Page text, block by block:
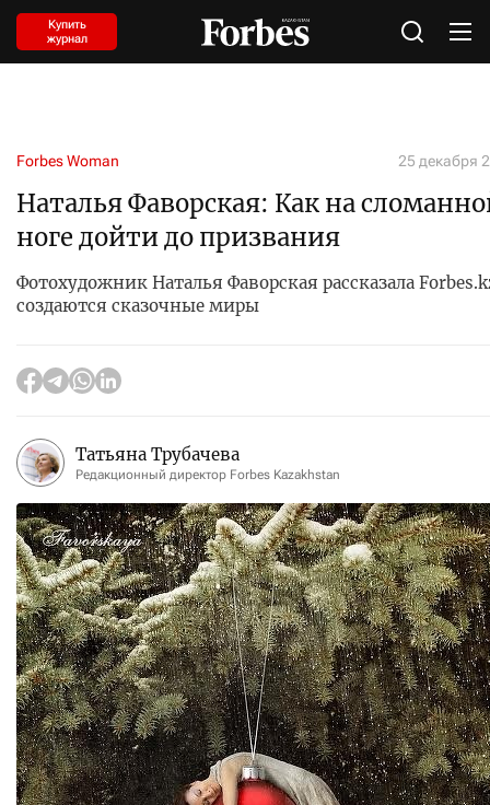
Купить
журнал
Forbes Woman 25 декабря
Наталья Фаворская: Как на
ноге дойти до призвания
Фотохудожник Наталья Фаворская рассказала
создаются сказочные миры
Татьяна Трубачева
Редакционный директор Forbes Kazakhstan